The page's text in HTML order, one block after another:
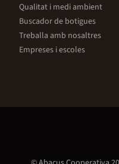
Qualitat i medi ambient
Buscador de botigues
Treballa amb nosaltres
Empreses i escoles